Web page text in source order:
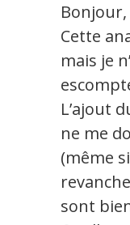
Bonjour,
Cette
mais je
L’ajout
ne me
(même
sont